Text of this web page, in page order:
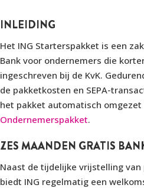
INLEIDING
Het ING Starterspakket is een
Bank voor ondernemers die
ingeschreven bij de KvK.
de pakketkosten en SEPA-
het pakket automatisch omgezet
Ondernemerspakket.
ZES MAANDEN GRATIS
Naast de tijdelijke vrijstelling
biedt ING regelmatig een